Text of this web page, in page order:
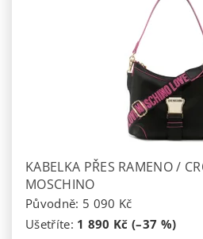
KABELKA PŘES RAMENO /
MOSCHINO
Původně: 5 090 Kč
Ušetříte: 1 890 Kč (–37 %)